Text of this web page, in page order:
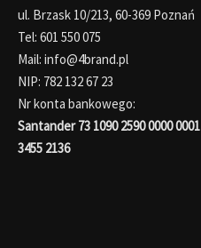
ul. Brzask 10/213, 60-369 Poznań
Tel: 601 550 075
Mail: info@4brand.pl
NIP: 782 132 67 23
Nr konta bankowego:
Santander 73 1090 2590 0000 0001
3455 2136